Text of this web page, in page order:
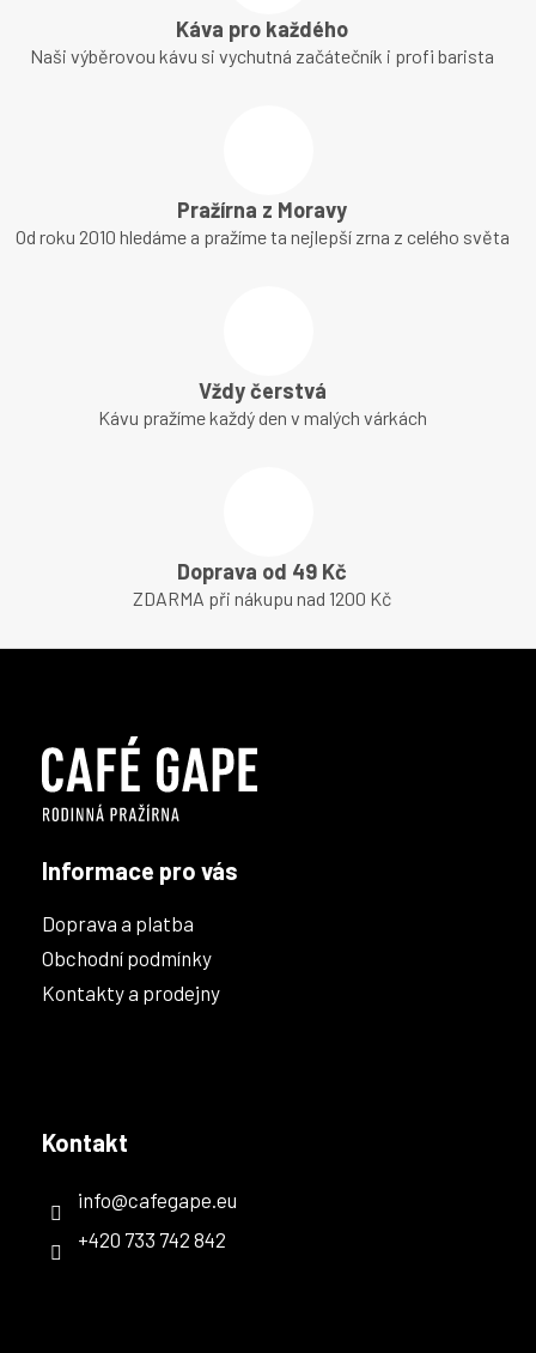
Káva pro každého
Naši výběrovou kávu si vychutná začátečník i profi barista
Pražírna z Moravy
Od roku 2010 hledáme a pražíme ta nejlepší zrna z celého světa
Vždy čerstvá
Kávu pražíme každý den v malých várkách
Doprava od 49 Kč
ZDARMA při nákupu nad 1200 Kč
Informace pro vás
Doprava a platba
Obchodní podmínky
Kontakty a prodejny
Kontakt
info@cafegape.eu
+420 733 742 842